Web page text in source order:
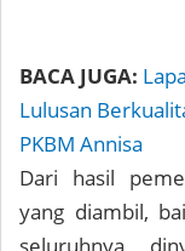
BACA JUGA:
Lulusan
PKBM Annisa
Dari hasil
yang diambil,